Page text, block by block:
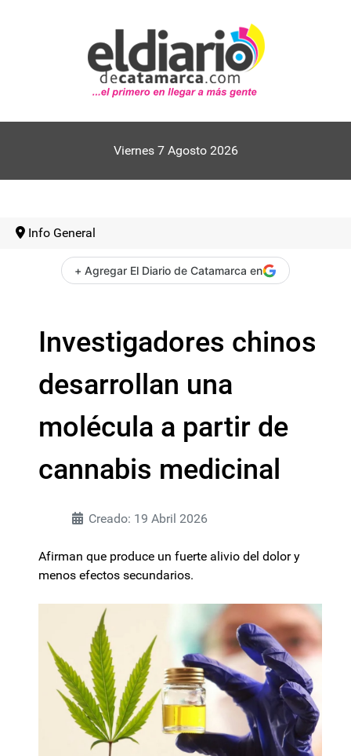
Viernes 7 Agosto 2026
Info General
+ Agregar El Diario de Catamarca en
Investigadores chinos
desarrollan una
molécula a partir de
cannabis medicinal
Creado: 19 Abril 2026
Afirman que produce un fuerte alivio del dolor y
menos efectos secundarios.